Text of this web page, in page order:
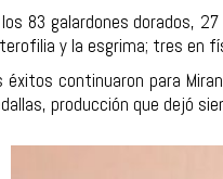
los 83 galardones dorados,
y la esgrima; tres en
éxitos continuaron para
producción que dejó